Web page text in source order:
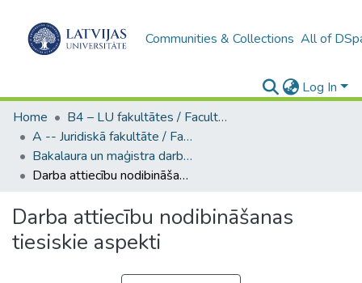
Communities & Collections All of
Log In
Home
B4 – LU fakultātes / Faculties of the UL
A -- Juridiskā fakultāte / Faculty of Law
Bakalaura un maģistra darbi (JF) / Bachelor's and Master's theses
Darba attiecību nodibināšanas tiesiskie aspekti
Darba attiecību nodibināšanas
tiesiskie aspekti